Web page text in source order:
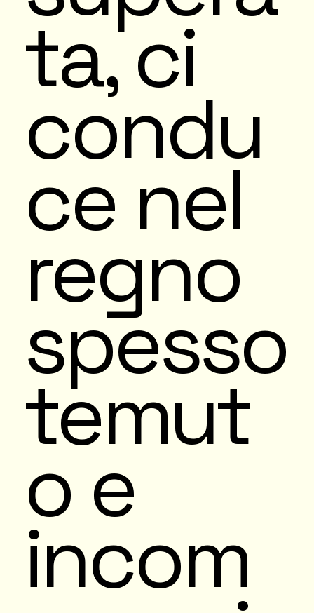
ta, ci
condu
ce nel
regno
spesso
temut
o e
incom